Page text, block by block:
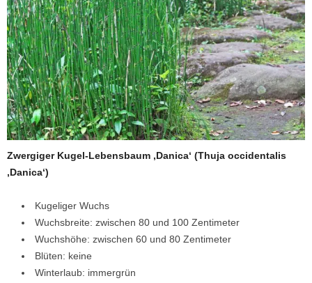
Zwergiger Kugel-Lebensbaum ‚Danica‘ (Thuja occidentalis
‚Danica‘)
Kugeliger Wuchs
Wuchsbreite: zwischen 80 und 100 Zentimeter
Wuchshöhe: zwischen 60 und 80 Zentimeter
Blüten: keine
Winterlaub: immergrün